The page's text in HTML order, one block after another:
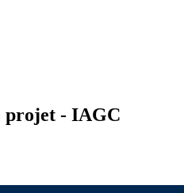
projet - IAGC